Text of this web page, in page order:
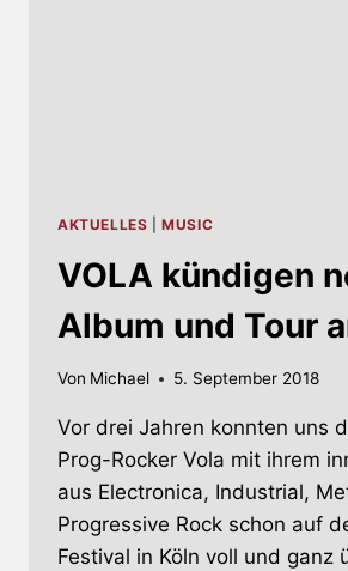
AKTUELLES |MUSIC
VOLA kündigen
Album und Tour
Von Michael 5. September 2018
Vor drei Jahren konnten uns
Prog-Rocker Vola mit ihrem
aus Electronica, Industrial,
Progressive Rock schon auf
Festival in Köln voll und ganz